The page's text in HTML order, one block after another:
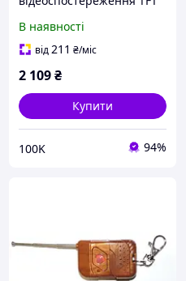
BOX, 18 см, RCA, пульт ДК
В наявності
від211 ₴/міс
2 109₴
Купити
100K 94%